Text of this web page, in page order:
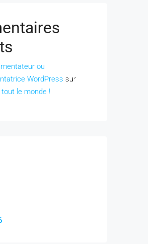
ou
WordPress sur
tout le monde !